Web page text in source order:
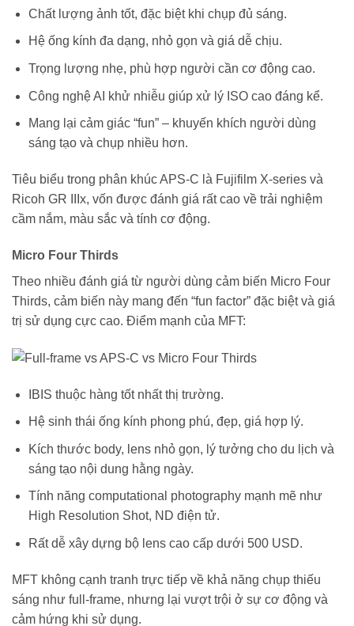
Chất lượng ảnh tốt, đặc biệt khi chụp đủ sáng.
Hệ ống kính đa dạng, nhỏ gọn và giá dễ chịu.
Trọng lượng nhẹ, phù hợp người cần cơ động cao.
Công nghệ AI khử nhiễu giúp xử lý ISO cao đáng kể.
Mang lại cảm giác “fun” – khuyến khích người dùng
sáng tạo và chụp nhiều hơn.
Tiêu biểu trong phân khúc APS-C là Fujifilm X-series và
Ricoh GR IIIx, vốn được đánh giá rất cao về trải nghiệm
cầm nắm, màu sắc và tính cơ động.
Micro Four Thirds
Theo nhiều đánh giá từ người dùng cảm biến Micro Four
Thirds, cảm biến này mang đến “fun factor” đặc biệt và giá
trị sử dụng cực cao. Điểm mạnh của MFT:
IBIS thuộc hàng tốt nhất thị trường.
Hệ sinh thái ống kính phong phú, đẹp, giá hợp lý.
Kích thước body, lens nhỏ gọn, lý tưởng cho du lịch và
sáng tạo nội dung hằng ngày.
Tính năng computational photography mạnh mẽ như
High Resolution Shot, ND điện tử.
Rất dễ xây dựng bộ lens cao cấp dưới 500 USD.
MFT không cạnh tranh trực tiếp về khả năng chụp thiếu
sáng như full-frame, nhưng lại vượt trội ở sự cơ động và
cảm hứng khi sử dụng.